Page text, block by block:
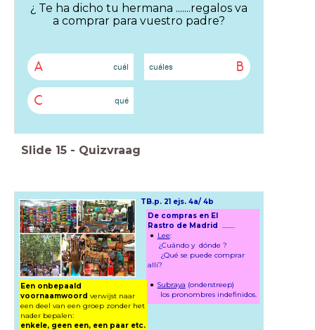
¿ Te ha dicho tu hermana .......regalos va
a comprar para vuestro padre?
A cuál B
cuáles
C qué
Slide 15 - Quizvraag
De compras en El
Rastro de Madrid
Lee:
¿Cuándo y dónde ?
¿Qué se puede comprar
allí?
Subraya (onderstreep)
los pronombres indefinidos.
TB.p. 21 ejs. 4a/ 4b
Een onbepaald
voornaamwoordverwijst naar
een deel van een groep zonder het
nader bepalen:
enkele, geen een, een paar etc.